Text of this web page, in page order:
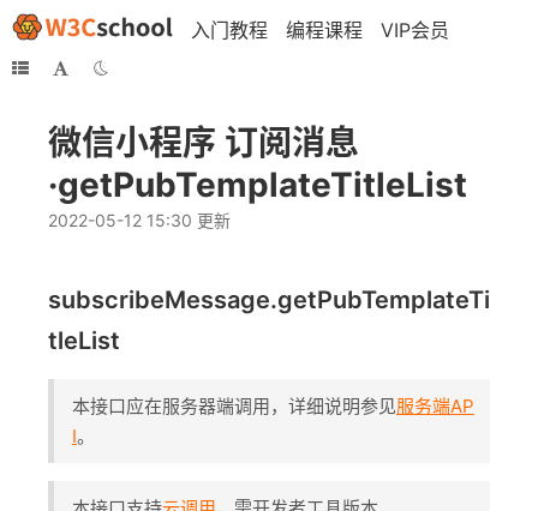
入门教程 编程课程 VIP会员
微信小程序 订阅消息
·getPubTemplateTitleList
2022-05-12 15:30 更新
subscribeMessage.getPubTemplateTi
tleList
本接口应在服务器端调用，详细说明参见服务端AP
I。